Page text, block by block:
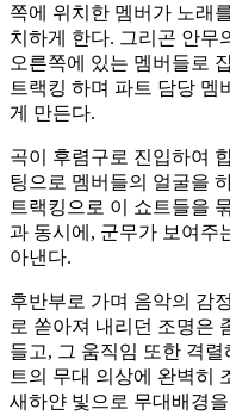
쪽에 위치한 멤버가 노래
치하게 한다. 그리곤 안무
오른쪽에 있는 멤버들로
트랙킹 하며 파트 담당
게 만든다.
곡이 후렴구로 진입하여
팅으로 멤버들의 얼굴을
트랙킹으로 이 쇼트들을
과 동시에, 군무가 보여주
아낸다.
후반부로 가며 음악의 감
로 쏟아져 내리던 조명은
들고, 그 움직임 또한 격
트의 무대 의상에 완벽히
새하얀 빛으로 무대배경